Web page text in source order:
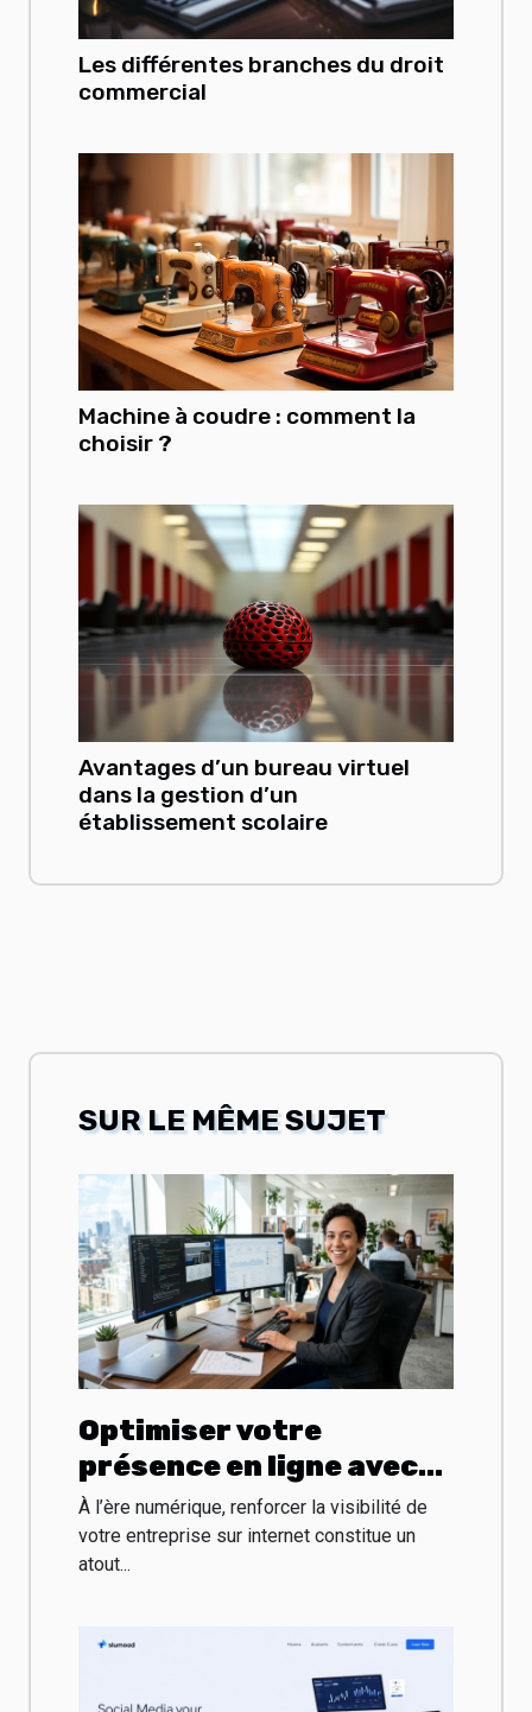
Les différentes branches du droit
commercial
Machine à coudre : comment la
choisir ?
Avantages d’un bureau virtuel
dans la gestion d’un
établissement scolaire
SUR LE MÊME SUJET
Optimiser votre
présence en ligne avec
une agence web à Tours
À l’ère numérique, renforcer la visibilité de
votre entreprise sur internet constitue un
atout...